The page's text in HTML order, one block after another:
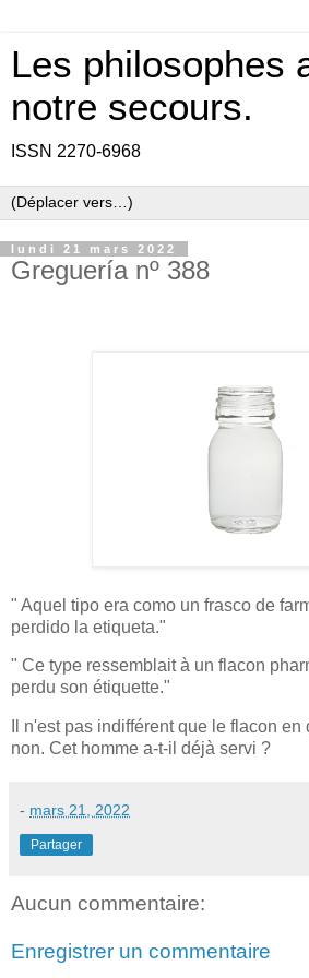
Les philosophes
notre secours.
ISSN 2270-6968
lundi 21 mars 2022
Greguería nº 388
" Aquel tipo era como un frasco de
perdido la etiqueta."
" Ce type ressemblait à un flacon
perdu son étiquette."
Il n'est pas indifférent que le flacon
non. Cet homme a-t-il déjà servi ?
- mars 21, 2022
Partager
Aucun commentaire:
Enregistrer un commentaire